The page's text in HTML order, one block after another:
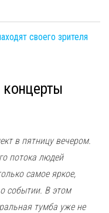
концерты
в пятницу вечером.
потока людей
самое яркое,
событии. В этом
тумба уже не